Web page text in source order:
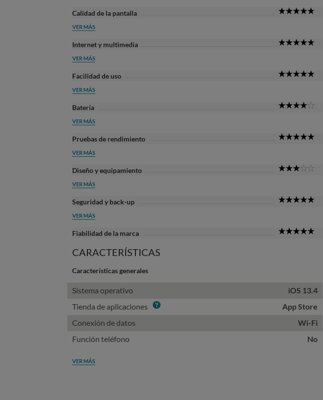
Calidad de la pantalla
VER MÁS
Internet y multimedia
VER MÁS
Facilidad de uso
VER MÁS
Batería
VER MÁS
Pruebas de rendimiento
VER MÁS
Diseño y equipamiento
VER MÁS
Seguridad y back-up
VER MÁS
Fiabilidad de la marca
CARACTERÍSTICAS
Características generales
Sistema operativo
iOS 13.4
Tienda de aplicaciones Info
App Store
Conexión de datos
Wi-Fi
Función teléfono
No
VER MÁS